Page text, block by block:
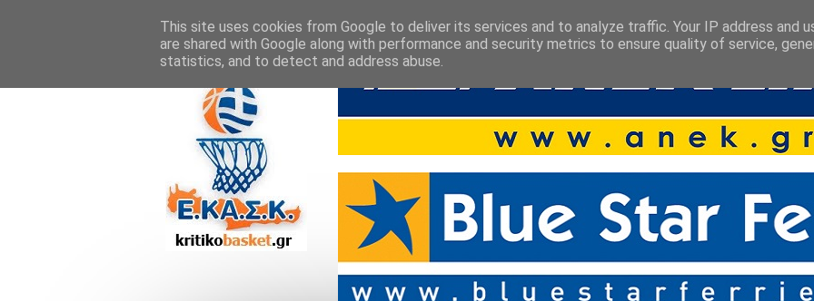
This site uses cookies from Google to deliver its services and to analyze traffic. Your IP address and
are shared with Google along with performance and security metrics to ensure quality of service,
statistics, and to detect and address abuse.